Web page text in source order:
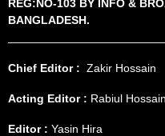
REG:NO-103 BY INFO &
BANGLADESH.
Chief Editor : Zakir Hossain
Acting Editor : Rabiul
Editor : Yasin Hira